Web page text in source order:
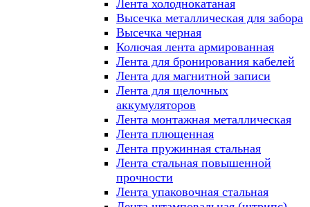
Лента холоднокатаная
Высечка металлическая для забора
Высечка черная
Колючая лента армированная
Лента для бронирования кабелей
Лента для магнитной записи
Лента для щелочных
аккумуляторов
Лента монтажная металлическая
Лента плющенная
Лента пружинная стальная
Лента стальная повышенной
прочности
Лента упаковочная стальная